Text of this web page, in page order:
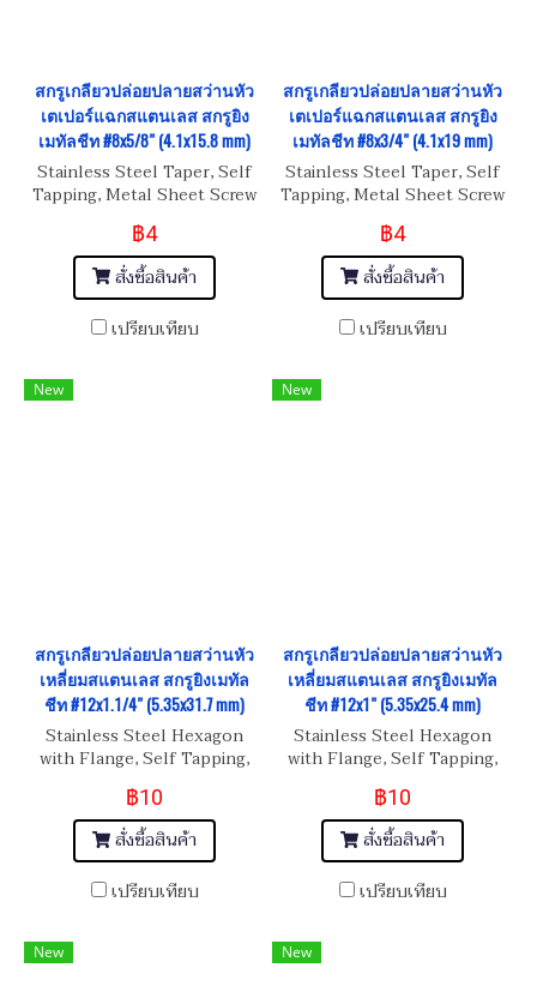
สกรูเกลียวปล่อยปลายสว่านหัว
เตเปอร์แฉกสแตนเลส สกรูยิง
เมทัลชีท #8x5/8" (4.1x15.8 mm)
Stainless Steel Taper, Self
Tapping, Metal Sheet Screw
#8x5/8" (4.1x15.8 mm)
฿4
สั่งซื้อสินค้า
เปรียบเทียบ
สกรูเกลียวปล่อยปลายสว่านหัว
เตเปอร์แฉกสแตนเลส สกรูยิง
เมทัลชีท #8x3/4" (4.1x19 mm)
Stainless Steel Taper, Self
Tapping, Metal Sheet Screw
#8x3/4" (4.1x19 mm)
฿4
สั่งซื้อสินค้า
เปรียบเทียบ
New
สกรูเกลียวปล่อยปลายสว่านหัว
เหลี่ยมสแตนเลส สกรูยิงเมทัล
ชีท #12x1.1/4" (5.35x31.7 mm)
Stainless Steel Hexagon
with Flange, Self Tapping,
#12x1.1/4" (5.35x31.7 mm)
฿10
สั่งซื้อสินค้า
เปรียบเทียบ
New
สกรูเกลียวปล่อยปลายสว่านหัว
เหลี่ยมสแตนเลส สกรูยิงเมทัล
ชีท #12x1" (5.35x25.4 mm)
Stainless Steel Hexagon
with Flange, Self Tapping,
#12x1.1/4" ( 5.35x25.4 mm)
฿10
สั่งซื้อสินค้า
เปรียบเทียบ
New New